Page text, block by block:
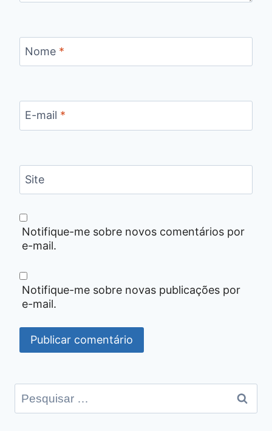
Nome *
E-mail *
Site
Notifique-me sobre novos comentários por
e-mail.
Notifique-me sobre novas publicações por
e-mail.
Pesquisar
por: